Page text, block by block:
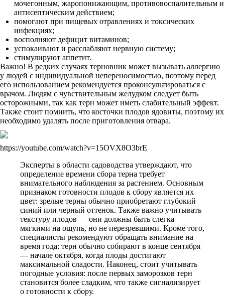
мочегонным, жаропонижающим, противовоспалительным и
антисептическим действием;
помогают при пищевых отравлениях и токсических
инфекциях;
восполняют дефицит витаминов;
успокаивают и расслабляют нервную систему;
стимулируют аппетит.
Важно! В редких случаях терновник может вызывать аллергию
у людей с индивидуальной непереносимостью, поэтому перед
его использованием рекомендуется проконсультироваться с
врачом. Людям с чувствительным желудком следует быть
осторожными, так как терн может иметь слабительный эффект.
Также стоит помнить, что косточки плодов ядовиты, поэтому их
необходимо удалять после приготовления отвара.
https://youtube.com/watch?v=15OVX8O3brE
Эксперты в области садоводства утверждают, что
определение времени сбора терна требует
внимательного наблюдения за растением. Основным
признаком готовности плодов к сбору является их
цвет: зрелые терны обычно приобретают глубокий
синий или черный оттенок. Также важно учитывать
текстуру плодов — они должны быть слегка
мягкими на ощупь, но не перезревшими. Кроме того,
специалисты рекомендуют обращать внимание на
время года: терн обычно собирают в конце сентября
— начале октября, когда плоды достигают
максимальной сладости. Наконец, стоит учитывать
погодные условия: после первых заморозков терн
становится более сладким, что также сигнализирует
о готовности к сбору.